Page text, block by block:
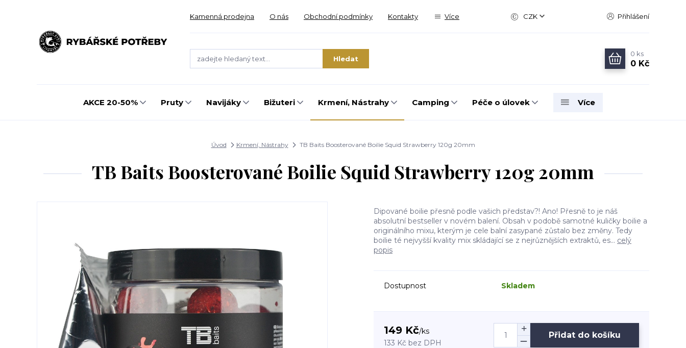
Kamenná prodejna O nás Obchodní podmínky Kontakty Více CZK Přihlášení
Hledat
0 ks
0 Kč
AKCE 20-50% Pruty Navijáky Bižuteri Krmení, Nástrahy Camping Péče o úlovek Více
Úvod Krmení, Nástrahy TB Baits Boosterované Boilie Squid Strawberry 120g 20mm
TB Baits Boosterované Boilie Squid Strawberry 120g 20mm
Dipované boilie přesně podle vašich představ?! Ano! Přesně to je náš
absolutní bestseller v novém balení. Obsah v podobě samotné kuličky boilie a
originálního mixu, kterým je cele balní zasypané zůstalo bez změny. Tedy
boilie té nejvyšší kvality mix skládající se z nejrůznějších extraktů, es... celý
popis
Dostupnost Skladem
149 Kč/ks
133 Kč bez DPH
Přidat do košíku